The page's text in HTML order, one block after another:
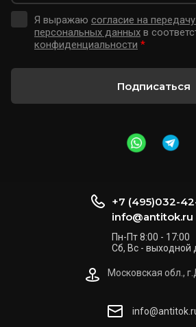
Я выражаю согласие на
персональных данных в
конфиденциальности *
Подписаться
+7 (495)032-
info@antitok.ru
Пн-Пт 8:00 - 17:00
Сб, Вс - выходной
Московская обл.,